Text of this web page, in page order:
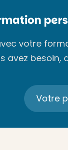
votre
avez besoin,
Votre